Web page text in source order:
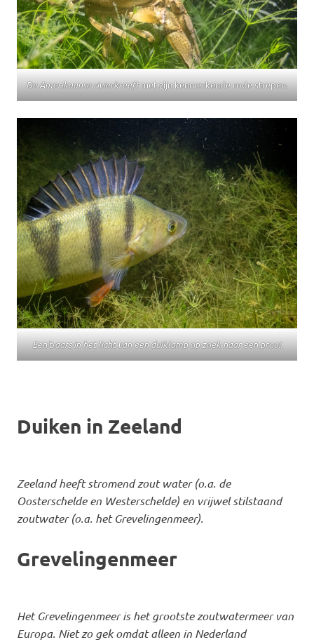
De Amerikaanse rivierkreeftmet zijn kenmerkende rode strepen.
Eenbaars in het licht van een duiklamp op zoek naar een prooi.
Duiken in Zeeland
Zeeland heeft stromend zout water (o.a. de
Oosterschelde en Westerschelde) en vrijwel stilstaand
zoutwater (o.a. het Grevelingenmeer).
Grevelingenmeer
Het Grevelingenmeer is het grootste zoutwatermeer van
Europa. Niet zo gek omdat alleen in Nederland